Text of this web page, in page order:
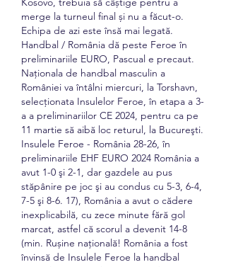
merge la turneul final și nu a făcut-o.
Echipa de azi este însă mai legată.
Handbal / România dă peste Feroe în
preliminariile EURO, Pascual e precaut.
Naţionala de handbal masculin a
României va întâlni miercuri, la Torshavn,
selecţionata Insulelor Feroe, în etapa a 3-
a a preliminariilor CE 2024, pentru ca pe
11 martie să aibă loc returul, la Bucureşti.
Insulele Feroe - România 28-26, în
preliminariile EHF EURO 2024 România a
avut 1-0 şi 2-1, dar gazdele au pus
stăpânire pe joc şi au condus cu 5-3, 6-4,
7-5 şi 8-6. 17), România a avut o cădere
inexplicabilă, cu zece minute fără gol
marcat, astfel că scorul a devenit 14-8
(min. Rușine națională! România a fost
învinsă de Insulele Feroe la handbal